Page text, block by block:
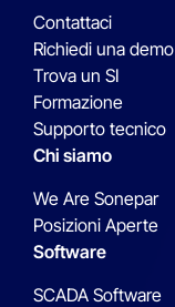
Contattaci
Richiedi una demo
Trova un SI
Formazione
Supporto tecnico
Chi siamo
We Are Sonepar
Posizioni Aperte
Software
SCADA Software